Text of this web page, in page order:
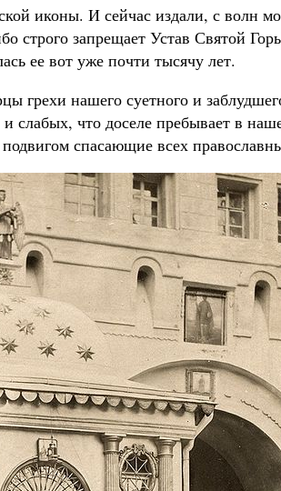
иконы. И сейчас издали, с волн
строго запрещает Устав Святой
ее вот уже почти тысячу лет.
грехи нашего суетного и
слабых, что доселе пребывает в
спасающие всех